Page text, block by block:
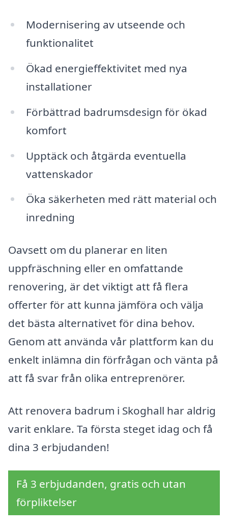
Modernisering av utseende och
funktionalitet
Ökad energieffektivitet med nya
installationer
Förbättrad badrumsdesign för ökad
komfort
Upptäck och åtgärda eventuella
vattenskador
Öka säkerheten med rätt material och
inredning
Oavsett om du planerar en liten
uppfräschning eller en omfattande
renovering, är det viktigt att få flera
offerter för att kunna jämföra och välja
det bästa alternativet för dina behov.
Genom att använda vår plattform kan du
enkelt inlämna din förfrågan och vänta på
att få svar från olika entreprenörer.
Att renovera badrum i Skoghall har aldrig
varit enklare. Ta första steget idag och få
dina 3 erbjudanden!
Få 3 erbjudanden, gratis och utan
förpliktelser